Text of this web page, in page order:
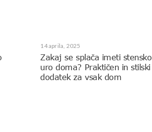
14 aprila, 2025
Zakaj se splača imeti stensko
uro doma? Praktičen in stilski
dodatek za vsak dom